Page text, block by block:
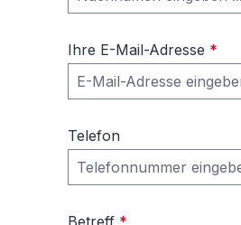
Ihre E-Mail-Adresse *
Telefon